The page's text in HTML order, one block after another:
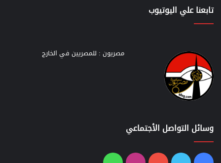
تابعنا علي اليوتيوب
مصريون : للمصريين في الخارج
وسائل التواصل الأجتماعي